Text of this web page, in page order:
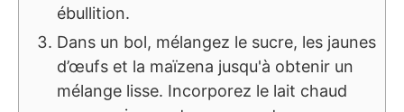
ébullition.
Dans un bol, mélangez le sucre, les jaunes
d’œufs et la maïzena jusqu'à obtenir un
mélange lisse. Incorporez le lait chaud